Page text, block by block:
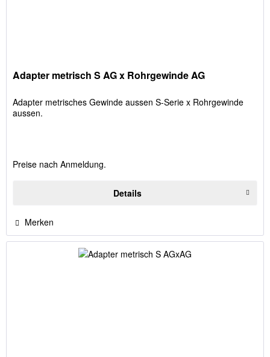
Adapter metrisch S AG x Rohrgewinde AG
Adapter metrisches Gewinde aussen S-Serie x Rohrgewinde
aussen.
Preise nach Anmeldung.
Details
Merken